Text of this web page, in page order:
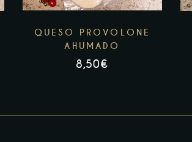
QUESO PROVOLONE
AHUMADO
8,50€